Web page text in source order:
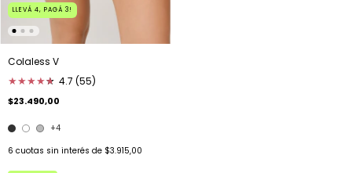
LLEVÁ 4, PAGÁ 3!
Colaless V
★★★★★
★ 4.7 (55)
$23.490,00
+4
6 cuotas sin interés de $3.915,00